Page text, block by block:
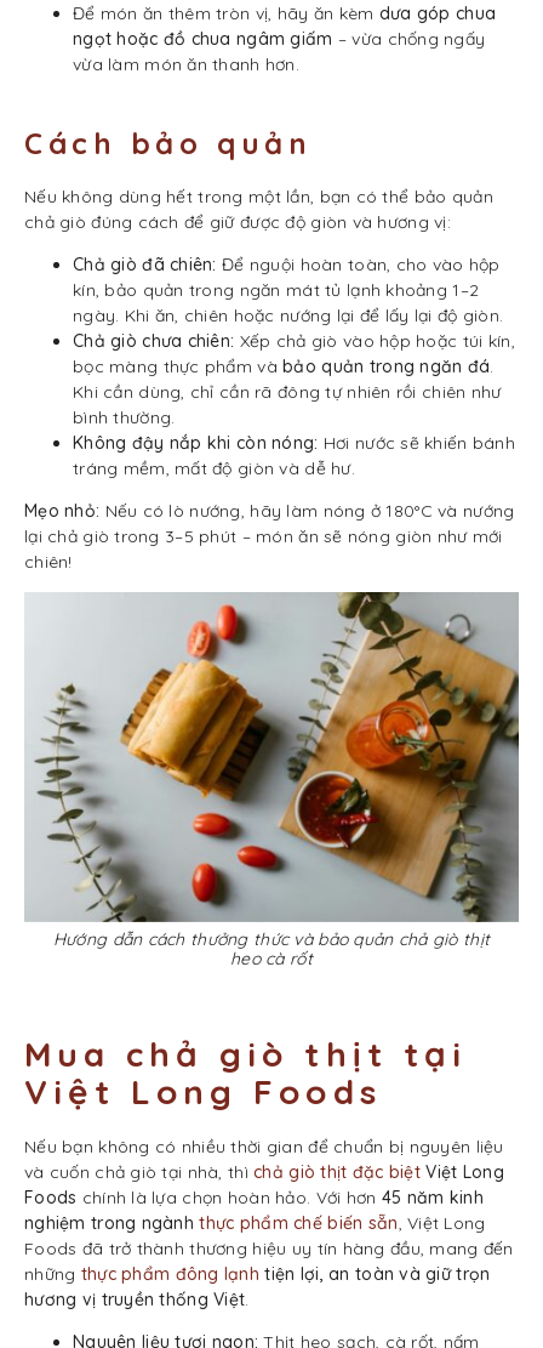
Để món ăn thêm tròn vị, hãy ăn kèm dưa góp chua
ngọt hoặc đồ chua ngâm giấm – vừa chống ngấy
vừa làm món ăn thanh hơn.
Cách bảo quản
Nếu không dùng hết trong một lần, bạn có thể bảo quản
chả giò đúng cách để giữ được độ giòn và hương vị:
Chả giò đã chiên: Để nguội hoàn toàn, cho vào hộp
kín, bảo quản trong ngăn mát tủ lạnh khoảng 1–2
ngày. Khi ăn, chiên hoặc nướng lại để lấy lại độ giòn.
Chả giò chưa chiên: Xếp chả giò vào hộp hoặc túi kín,
bọc màng thực phẩm vàbảo quản trong ngăn đá.
Khi cần dùng, chỉ cần rã đông tự nhiên rồi chiên như
bình thường.
Không đậy nắp khi còn nóng: Hơi nước sẽ khiến bánh
tráng mềm, mất độ giòn và dễ hư.
Mẹo nhỏ: Nếu có lò nướng, hãy làm nóng ở 180°C và nướng
lại chả giò trong 3–5 phút – món ăn sẽ nóng giòn như mới
chiên!
Hướng dẫn cách thưởng thức và bảo quản chả giò thịt
heo cà rốt
Mua chả giò thịt tại
Việt Long Foods
Nếu bạn không có nhiều thời gian để chuẩn bị nguyên liệu
và cuốn chả giò tại nhà, thìchả giò thịt đặc biệt Việt Long
Foods chính là lựa chọn hoàn hảo. Với hơn 45 năm kinh
nghiệm trong ngànhthực phẩm chế biến sẵn, Việt Long
Foods đã trở thành thương hiệu uy tín hàng đầu, mang đến
những thực phẩm đông lạnh tiện lợi, an toàn và giữ trọn
hương vị truyền thống Việt.
Nguyên liệu tươi ngon: Thịt heo sạch, cà rốt, nấm